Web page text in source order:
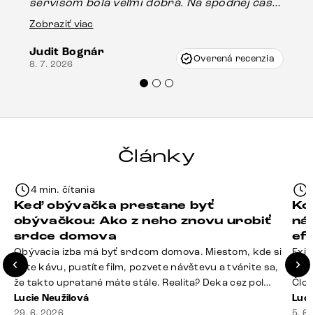
stola bolo malé poškodenie, pravdepodobne
Vincze pri riešení mojej záležitosti pristúpili
veľmi korektne. Odporúčam produkty Delife
Zobraziť viac
Judit Bognár
8. 7. 2026 Overená recenzia
Články
4 min. čítania
Keď obývačka prestane byť
obývačkou: Ako z neho znovu urobiť
srdce domova
Obývacia izba má byť srdcom domova. Miestom, kde si
dáte kávu, pustíte film, pozvete návštevu a tvárite sa,
že takto upratané máte stále. Realita? Deka cez pol
sedačky, ovládač záhadne zmizol, konferenčný stolík
Lucie Neužilová